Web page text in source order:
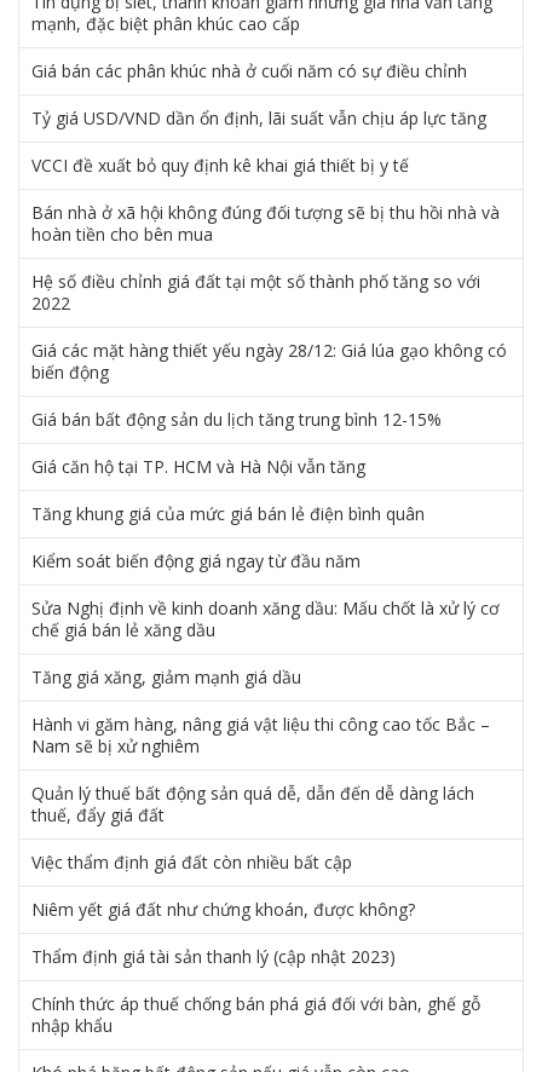
mạnh, đặc biệt phân khúc cao cấp
Giá bán các phân khúc nhà ở cuối năm có sự điều chỉnh
Tỷ giá USD/VND dần ổn định, lãi suất vẫn chịu áp lực tăng
VCCI đề xuất bỏ quy định kê khai giá thiết bị y tế
Bán nhà ở xã hội không đúng đối tượng sẽ bị thu hồi nhà và
hoàn tiền cho bên mua
Hệ số điều chỉnh giá đất tại một số thành phố tăng so với
2022
Giá các mặt hàng thiết yếu ngày 28/12: Giá lúa gạo không có
biến động
Giá bán bất động sản du lịch tăng trung bình 12-15%
Giá căn hộ tại TP. HCM và Hà Nội vẫn tăng
Tăng khung giá của mức giá bán lẻ điện bình quân
Kiểm soát biến động giá ngay từ đầu năm
Sửa Nghị định về kinh doanh xăng dầu: Mấu chốt là xử lý cơ
chế giá bán lẻ xăng dầu
Tăng giá xăng, giảm mạnh giá dầu
Hành vi găm hàng, nâng giá vật liệu thi công cao tốc Bắc –
Nam sẽ bị xử nghiêm
Quản lý thuế bất động sản quá dễ, dẫn đến dễ dàng lách
thuế, đẩy giá đất
Việc thẩm định giá đất còn nhiều bất cập
Niêm yết giá đất như chứng khoán, được không?
Thẩm định giá tài sản thanh lý (cập nhật 2023)
Chính thức áp thuế chống bán phá giá đối với bàn, ghế gỗ
nhập khẩu